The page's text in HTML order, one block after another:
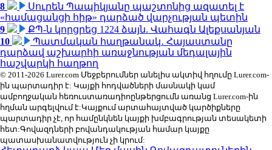
8
Սուրեն Պապիկյանը պաշտոնից ազատել է
«համացանցի հիթ» դարձած վարչության պետին
9
ՔՊ-ն կորցրեց 1224 ձայն. Վահագն Ալեքսանյան
10
Պատմական հաղթանակ․ Հայաստանը
դարձավ աշխարհի առաջնության մեդալային
հաշվարկի հաղթող
© 2011-2026 Lurer.com Մեջբերումներ անելիս ակտիվ հղումը Lurer.com-
ին պարտադիր է: Կայքի հոդվածների մասնակի կամ
ամբողջական հեռուստառադիոընթերցումն առանց Lurer.com-ին
հղման արգելվում է:Կայքում արտահայտված կարծիքները
պարտադիր չէ, որ համընկնեն կայքի խմբագրության տեսակետի
հետ:Գովազդների բովանդակության համար կայքը
պատասխանատվություն չի կրում: